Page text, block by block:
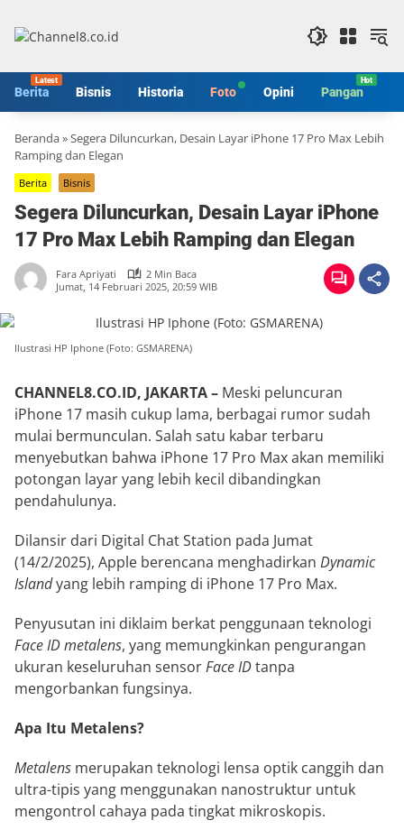
konten
Berita Bisnis Historia Foto Opini Pangan
Beranda»Segera Diluncurkan, Desain Layar iPhone 17 Pro Max Lebih
Ramping dan Elegan
Berita Bisnis
Segera Diluncurkan, Desain Layar iPhone
17 Pro Max Lebih Ramping dan Elegan
Fara Apriyati
2 Min Baca
Jumat, 14 Februari 2025, 20:59 WIB
Ilustrasi HP Iphone (Foto: GSMARENA)
CHANNEL8.CO.ID, JAKARTA – Meski peluncuran
iPhone 17 masih cukup lama, berbagai rumor sudah
mulai bermunculan. Salah satu kabar terbaru
menyebutkan bahwa iPhone 17 Pro Max akan memiliki
potongan layar yang lebih kecil dibandingkan
pendahulunya.
Dilansir dari Digital Chat Station pada Jumat
(14/2/2025), Apple berencana menghadirkan Dynamic
Islandyang lebih ramping di iPhone 17 Pro Max.
Penyusutan ini diklaim berkat penggunaan teknologi
Face ID metalens, yang memungkinkan pengurangan
ukuran keseluruhan sensorFace IDtanpa
mengorbankan fungsinya.
Apa Itu Metalens?
Metalens merupakan teknologi lensa optik canggih dan
ultra-tipis yang menggunakan nanostruktur untuk
mengontrol cahaya pada tingkat mikroskopis.